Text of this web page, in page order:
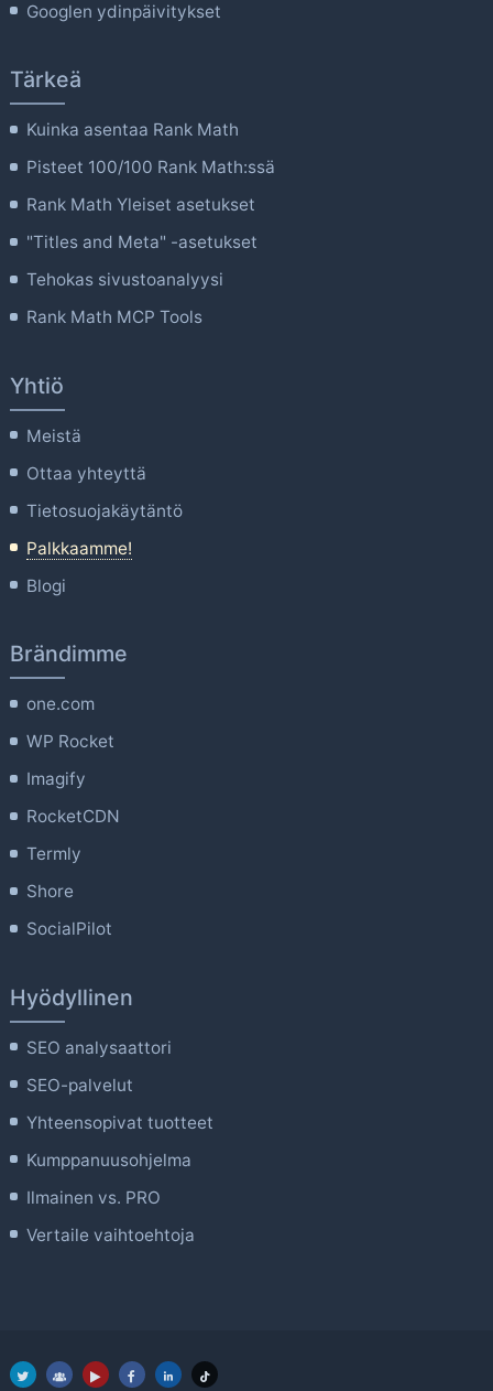
Googlen ydinpäivitykset
Tärkeä
Kuinka asentaa Rank Math
Pisteet 100/100 Rank Math:ssä
Rank Math Yleiset asetukset
"Titles and Meta" -asetukset
Tehokas sivustoanalyysi
Rank Math MCP Tools
Yhtiö
Meistä
Ottaa yhteyttä
Tietosuojakäytäntö
Palkkaamme!
Blogi
Brändimme
one.com
WP Rocket
Imagify
RocketCDN
Termly
Shore
SocialPilot
Hyödyllinen
SEO analysaattori
SEO-palvelut
Yhteensopivat tuotteet
Kumppanuusohjelma
Ilmainen vs. PRO
Vertaile vaihtoehtoja